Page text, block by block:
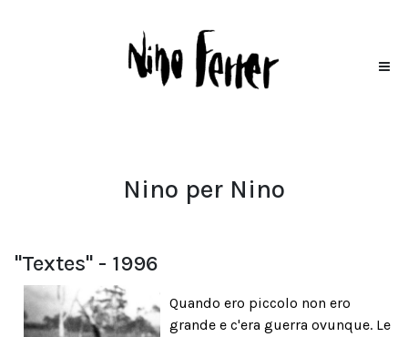
Nino per Nino
"Textes" - 1996
Quando ero piccolo non ero
grande e c'era guerra ovunque. Le